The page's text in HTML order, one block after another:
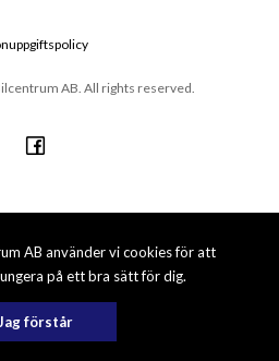
AB använder vi cookies för att
på ett bra sätt för dig.
förstår
AB. All rights reserved.